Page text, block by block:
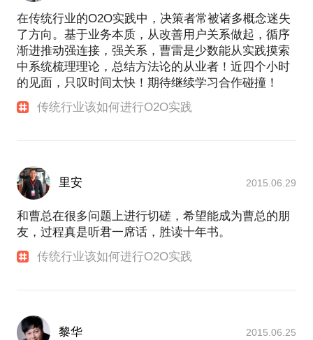
在传统行业的O2O实践中，决策者常被诸多概念迷失
了方向。基于业务本质，从改善用户关系做起，循序
渐进推动强连接，强关系，曹雷是少数能从实践摸索
中系统梳理理论，总结方法论的从业者！近四个小时
的见面，只叹时间太快！期待继续学习合作碰撞！
传统行业该如何进行O2O实践
里安 2015.06.29
和曹总在很多问题上进行切磋，希望能成为曹总的朋
友，过程真是听君一席话，胜读十年书。
传统行业该如何进行O2O实践
黎华 2015.06.25